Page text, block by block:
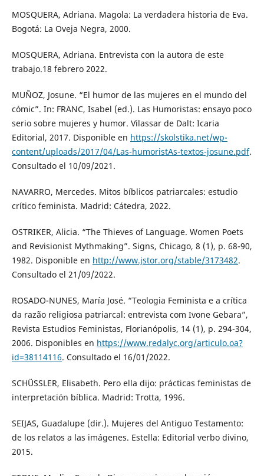
MOSQUERA, Adriana. Magola: La verdadera historia de Eva.
Bogotá: La Oveja Negra, 2000.
MOSQUERA, Adriana. Entrevista con la autora de este
trabajo.18 febrero 2022.
MUÑOZ, Josune. “El humor de las mujeres en el mundo del
cómic”. In: FRANC, Isabel (ed.). Las Humoristas: ensayo poco
serio sobre mujeres y humor. Vilassar de Dalt: Icaria
Editorial, 2017. Disponible en https://skolstika.net/wp-
content/uploads/2017/04/Las-humoristAs-textos-josune.pdf.
Consultado el 10/09/2021.
NAVARRO, Mercedes. Mitos bíblicos patriarcales: estudio
crítico feminista. Madrid: Cátedra, 2022.
OSTRIKER, Alicia. “The Thieves of Language. Women Poets
and Revisionist Mythmaking”. Signs, Chicago, 8 (1), p. 68-90,
1982. Disponible en http://www.jstor.org/stable/3173482.
Consultado el 21/09/2022.
ROSADO-NUNES, María José. “Teologia Feminista e a crítica
da razão religiosa patriarcal: entrevista com Ivone Gebara”,
Revista Estudios Feministas, Florianópolis, 14 (1), p. 294-304,
2006. Disponibles en https://www.redalyc.org/articulo.oa?
id=38114116. Consultado el 16/01/2022.
SCHÜSSLER, Elisabeth. Pero ella dijo: prácticas feministas de
interpretación bíblica. Madrid: Trotta, 1996.
SEIJAS, Guadalupe (dir.). Mujeres del Antiguo Testamento:
de los relatos a las imágenes. Estella: Editorial verbo divino,
2015.